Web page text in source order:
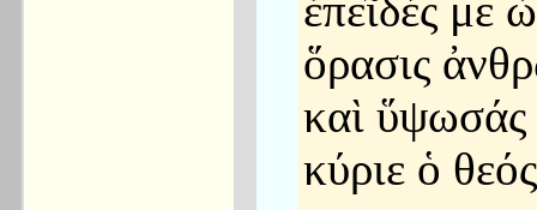
ἐπεῖδές με
ὅρασις
καὶ ὕψωσάς
κύριε ὁ